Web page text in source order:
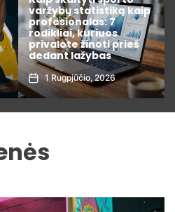
Kaip išsirinkti išmanųjį
namų valdymo
įrenginį, kuris realiai
sutaupo elektros
sąskaitas
3 Liepos, 2026